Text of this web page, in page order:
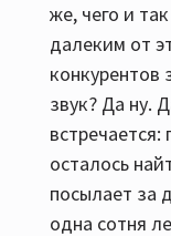
же, чего и
далеким от
конкурентов
звук? Да ну.
осталось
посылает за
одна сотня